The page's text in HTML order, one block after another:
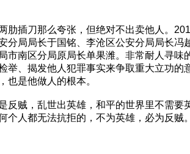
肋插刀那么夸张，但绝对不出卖他人。
分局局长于国铭、李沧区公安分局局长
市南区分局原局长单果潍。非常耐人寻
举、揭发他人犯罪事实来争取重大立功
也是他做人的根本。
反贼，乱世出英雄，和平的世界里不需
个人都无法抗拒的，不为英雄，必为反贼